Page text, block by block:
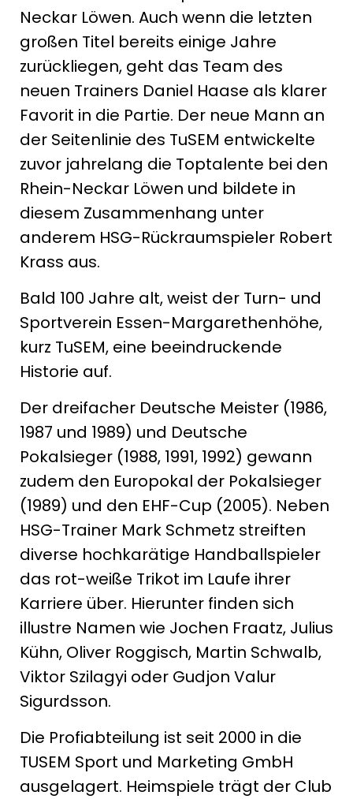
Neckar Löwen. Auch wenn die letzten
großen Titel bereits einige Jahre
zurückliegen, geht das Team des
neuen Trainers Daniel Haase als klarer
Favorit in die Partie. Der neue Mann an
der Seitenlinie des TuSEM entwickelte
zuvor jahrelang die Toptalente bei den
Rhein-Neckar Löwen und bildete in
diesem Zusammenhang unter
anderem HSG-Rückraumspieler Robert
Krass aus.
Bald 100 Jahre alt, weist der Turn- und
Sportverein Essen-Margarethenhöhe,
kurz TuSEM, eine beeindruckende
Historie auf.
Der dreifacher Deutsche Meister (1986,
1987 und 1989) und Deutsche
Pokalsieger (1988, 1991, 1992) gewann
zudem den Europokal der Pokalsieger
(1989) und den EHF-Cup (2005). Neben
HSG-Trainer Mark Schmetz streiften
diverse hochkarätige Handballspieler
das rot-weiße Trikot im Laufe ihrer
Karriere über. Hierunter finden sich
illustre Namen wie Jochen Fraatz, Julius
Kühn, Oliver Roggisch, Martin Schwalb,
Viktor Szilagyi oder Gudjon Valur
Sigurdsson.
Die Profiabteilung ist seit 2000 in die
TUSEM Sport und Marketing GmbH
ausgelagert. Heimspiele trägt der Club